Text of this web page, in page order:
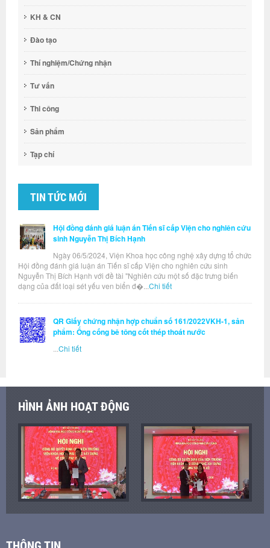
KH & CN
Đào tạo
Thí nghiệm/Chứng nhận
Tư vấn
Thi công
Sản phẩm
Tạp chí
TIN TỨC MỚI
Hội đồng đánh giá luận án Tiến sĩ cấp Viện cho nghiên cứu
sinh Nguyễn Thị Bích Hạnh
Ngày 06/5/2024, Viện Khoa học công nghệ xây dựng tổ chức
Hội đồng đánh giá luận án Tiến sĩ cấp Viện cho nghiên cứu sinh
Nguyễn Thị Bích Hạnh với đề tài "Nghiên cứu một số đặc trưng biến
dạng của đất loại sét yếu ven biển đ�... Chi tiết
QR Giấy chứng nhận hợp chuẩn số 161/2022VKH-1, sản
phẩm: Ống cống bê tông cốt thép thoát nước
Chi tiết
HÌNH ẢNH HOẠT ĐỘNG